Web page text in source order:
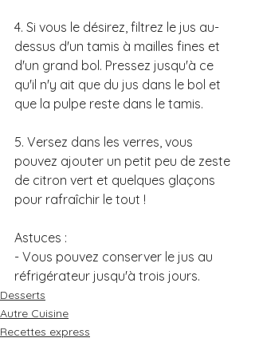
4. Si vous le désirez, filtrez le jus au-
dessus d'un tamis à mailles fines et
d'un grand bol. Pressez jusqu'à ce
qu'il n'y ait que du jus dans le bol et
que la pulpe reste dans le tamis.
5. Versez dans les verres, vous
pouvez ajouter un petit peu de zeste
de citron vert et quelques glaçons
pour rafraîchir le tout !
Astuces :
- Vous pouvez conserver le jus au
réfrigérateur jusqu'à trois jours.
Desserts
Autre Cuisine
Recettes express